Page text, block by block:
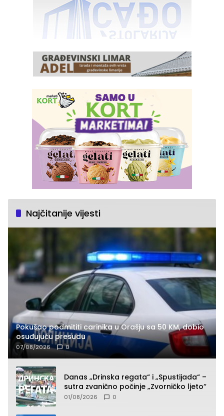
Najčitanije vijesti
Pokušao podmititi carinika u Orašju sa 50 KM, dobio
osuđujuću presudu
07/08/2026 0
Danas „Drinska regata“ i „Spustijada“ –
sutra zvanično počinje „Zvorničko ljeto“
01/08/2026 0